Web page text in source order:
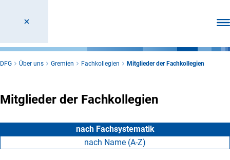
DFG Über uns Gremien Fachkollegien Mitglieder der Fachkollegien
Mitglieder der Fachkollegien
nach Fachsystematik
nach Name (A-Z)